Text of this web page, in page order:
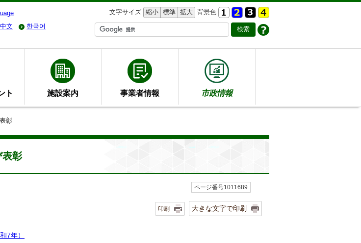
文字サイズ 縮小 標準 拡大 背景色
文 한국어
ト 施設案内 事業者情報 市政情報
彰
表彰
ページ番号1011689
印刷 大きな文字で印刷
7年）